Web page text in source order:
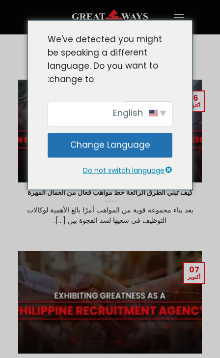
للمحتوى
وسم الآرشيف:RECRUITMENT
كيف تبني الطرق الرائعة خط مواهب فعال من العمال المهرة
يعد بناء مجموعة قوية من المواهب أمرًا بالغ الأهمية لوكالات
التوظيف في سعيها لسد الفجوة بين [...].
16
أكتوبر
07
أكتوبر
We've detected you might
be speaking a different
language. Do you want to
change to:
Change Language
Do not switch language